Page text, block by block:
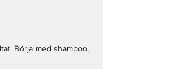
Börja med shampoo,